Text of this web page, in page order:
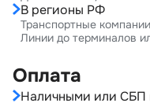
В регионы РФ
Транспортные
Линии до терминалов
Оплата
Наличными или СБП